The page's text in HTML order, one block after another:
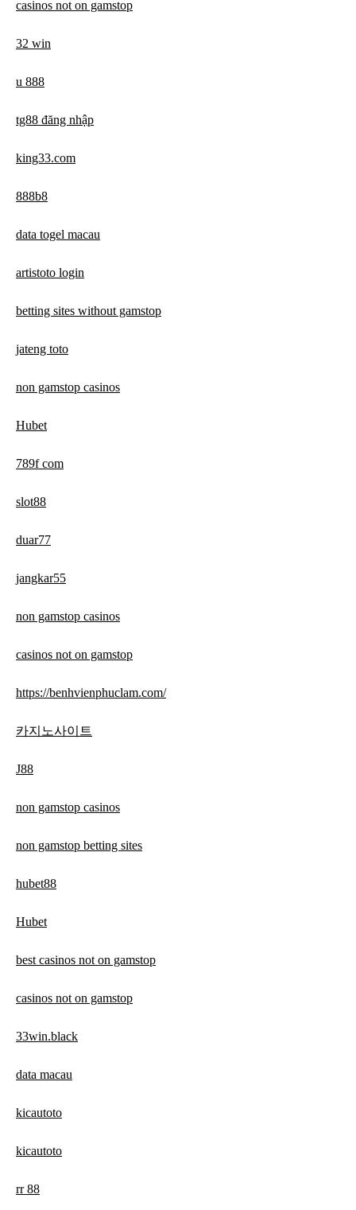
casinos not on gamstop
32 win
u 888
tg88 đăng nhập
king33.com
888b8
data togel macau
artistoto login
betting sites without gamstop
jateng toto
non gamstop casinos
Hubet
789f com
slot88
duar77
jangkar55
non gamstop casinos
casinos not on gamstop
https://benhvienphuclam.com/
카지노사이트
J88
non gamstop casinos
non gamstop betting sites
hubet88
Hubet
best casinos not on gamstop
casinos not on gamstop
33win.black
data macau
kicautoto
kicautoto
rr 88